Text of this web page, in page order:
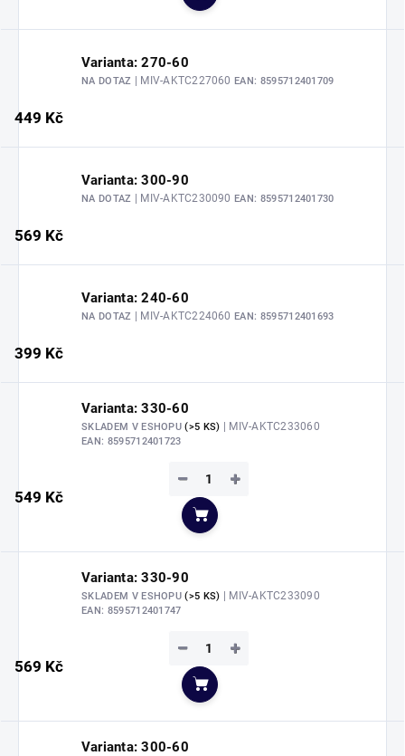
Varianta: 270-60
NA DOTAZ | MIV-AKTC227060 EAN: 8595712401709
449 Kč
Varianta: 300-90
NA DOTAZ | MIV-AKTC230090 EAN: 8595712401730
569 Kč
Varianta: 240-60
NA DOTAZ | MIV-AKTC224060 EAN: 8595712401693
399 Kč
Varianta: 330-60
SKLADEM V ESHOPU(>5 KS) | MIV-AKTC233060
EAN: 8595712401723
549 Kč
+
−
Do košíku
Varianta: 330-90
SKLADEM V ESHOPU(>5 KS) | MIV-AKTC233090
EAN: 8595712401747
569 Kč
+
−
Do košíku
Varianta: 300-60